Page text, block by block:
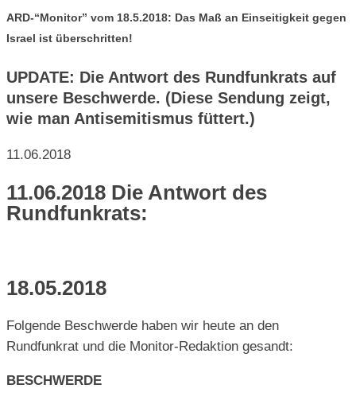
ARD-“Monitor” vom 18.5.2018: Das Maß an Einseitigkeit gegen
Israel ist überschritten!
UPDATE: Die Antwort des Rundfunkrats auf
unsere Beschwerde. (Diese Sendung zeigt,
wie man Antisemitismus füttert.)
11.06.2018
11.06.2018 Die Antwort des
Rundfunkrats:
18.05.2018
Folgende Beschwerde haben wir heute an den
Rundfunkrat und die Monitor-Redaktion gesandt:
BESCHWERDE